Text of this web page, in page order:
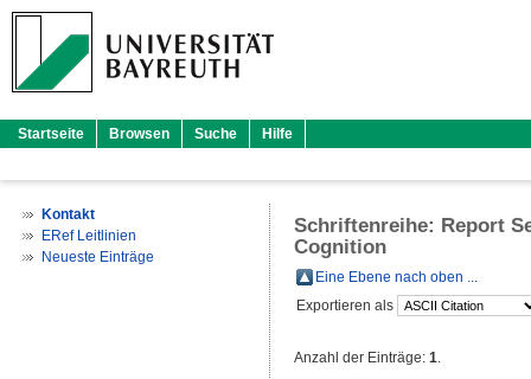
Startseite Browsen Suche Hilfe
Kontakt
ERef Leitlinien
Neueste Einträge
Schriftenreihe: Report
Cognition
Eine Ebene nach oben ...
Exportieren als
Anzahl der Einträge: 1.